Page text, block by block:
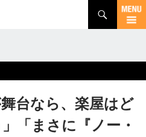
台なら、楽屋はど
「まさに『ノー・